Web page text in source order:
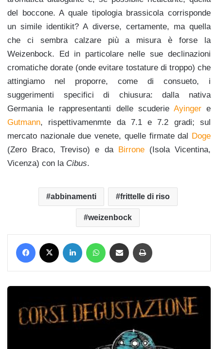
del boccone. A quale tipologia brassicola corrisponde
un simile identikit? A diverse, certamente, ma quella
che ci sembra calzare più a misura è forse la
Weizenbock. Ed in particolare nelle sue declinazioni
cromatiche dorate (onde evitare tostature di troppo) che
attingiamo nel proporre, come di consueto, i
suggerimenti specifici di chiusura: dalla nativa
Germania le rappresentanti delle scuderie Ayingere
Gutmann, rispettivamenmte da 7.1 e 7.2 gradi; sul
mercato nazionale due venete, quelle firmate dal Doge
(Zero Braco, Treviso) e da Birrone(Isola Vicentina,
Vicenza) con la Cibus.
abbinamenti frittelle di riso
weizenbock
Facebook LinkedIn WhatsApp Condividi via mail